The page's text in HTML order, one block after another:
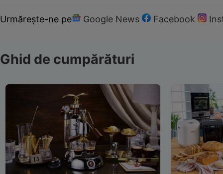
Urmărește-ne pe Google News Facebook
Ghid de cumpărături